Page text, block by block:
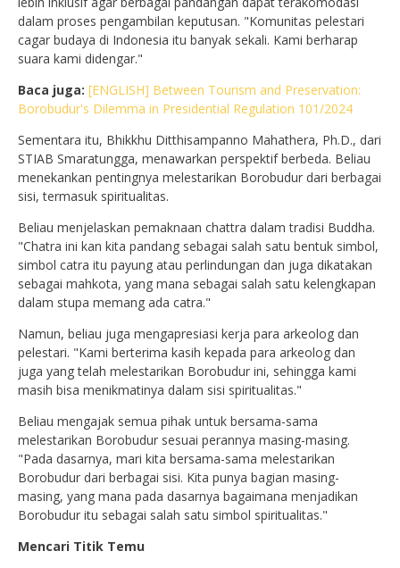
dalam proses pengambilan keputusan. "Komunitas pelestari
cagar budaya di Indonesia itu banyak sekali. Kami berharap
suara kami didengar."
Baca juga: [ENGLISH] Between Tourism and Preservation:
Borobudur's Dilemma in Presidential Regulation 101/2024
Sementara itu, Bhikkhu Ditthisampanno Mahathera, Ph.D., dari
STIAB Smaratungga, menawarkan perspektif berbeda. Beliau
menekankan pentingnya melestarikan Borobudur dari berbagai
sisi, termasuk spiritualitas.
Beliau menjelaskan pemaknaan chattra dalam tradisi Buddha.
"Chatra ini kan kita pandang sebagai salah satu bentuk simbol,
simbol catra itu payung atau perlindungan dan juga dikatakan
sebagai mahkota, yang mana sebagai salah satu kelengkapan
dalam stupa memang ada catra."
Namun, beliau juga mengapresiasi kerja para arkeolog dan
pelestari. "Kami berterima kasih kepada para arkeolog dan
juga yang telah melestarikan Borobudur ini, sehingga kami
masih bisa menikmatinya dalam sisi spiritualitas."
Beliau mengajak semua pihak untuk bersama-sama
melestarikan Borobudur sesuai perannya masing-masing.
"Pada dasarnya, mari kita bersama-sama melestarikan
Borobudur dari berbagai sisi. Kita punya bagian masing-
masing, yang mana pada dasarnya bagaimana menjadikan
Borobudur itu sebagai salah satu simbol spiritualitas."
Mencari Titik Temu